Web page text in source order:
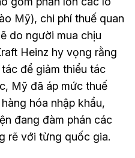
Mỹ), chi phí thuế quan
do người mua chịu
Heinz hy vọng rằng
để giảm thiểu tác
Mỹ đã áp mức thuế
hóa nhập khẩu,
đang đàm phán các
rẽ với từng quốc gia.